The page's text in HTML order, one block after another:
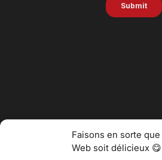
Faisons en sorte
Web soit délicieux